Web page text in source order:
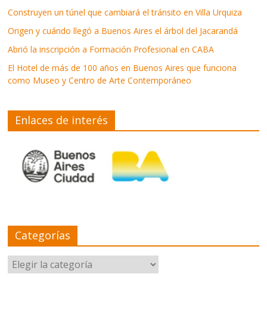
Construyen un túnel que cambiará el tránsito en Villa Urquiza
Origen y cuándo llegó a Buenos Aires el árbol del Jacarandá
Abrió la inscripción a Formación Profesional en CABA
El Hotel de más de 100 años en Buenos Aires que funciona
como Museo y Centro de Arte Contemporáneo
Enlaces de interés
Categorías
Categorías